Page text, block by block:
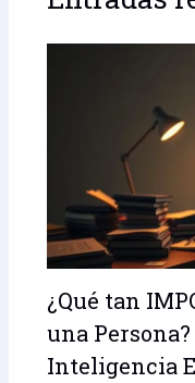
¿Qué tan
una
Inteligencia